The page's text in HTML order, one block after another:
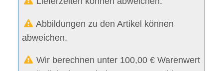
Abbildungen zu den Artikel können
abweichen.
Wir berechnen unter 100,00 € Warenwert